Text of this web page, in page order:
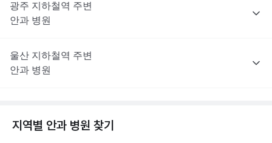
광주 지하철역 주변
안과 병원
울산 지하철역 주변
안과 병원
지역별 안과 병원 찾기